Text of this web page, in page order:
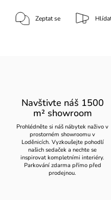
Zeptat se
Navštivte náš 1500
m² showroom
Prohlédněte si náš nábytek naživo v
prostorném showroomu v
Loděnicích. Vyzkoušejte pohodlí
našich sedaček a nechte se
inspirovat kompletními interiéry.
Parkování zdarma přímo před
prodejnou.